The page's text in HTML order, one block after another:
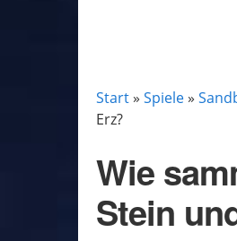
Start» Spiele»
Erz?
Wie
Stein